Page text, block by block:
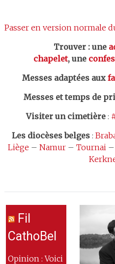
Passer en version normale
Trouver : une
chapelet, une
Messes adaptées aux
Messes et temps de
Visiter un cimetière:
Les diocèses belges:
Liège – Namur– Tournai–
Fil
CathoBel
Opinion : Voici